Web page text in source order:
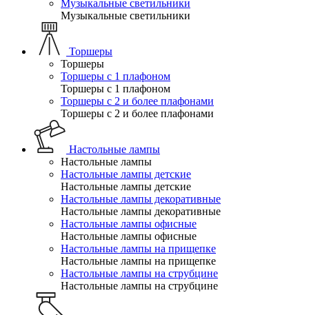
Музыкальные светильники
Музыкальные светильники
Торшеры
Торшеры
Торшеры с 1 плафоном
Торшеры с 1 плафоном
Торшеры с 2 и более плафонами
Торшеры с 2 и более плафонами
Настольные лампы
Настольные лампы
Настольные лампы детские
Настольные лампы детские
Настольные лампы декоративные
Настольные лампы декоративные
Настольные лампы офисные
Настольные лампы офисные
Настольные лампы на прищепке
Настольные лампы на прищепке
Настольные лампы на струбцине
Настольные лампы на струбцине